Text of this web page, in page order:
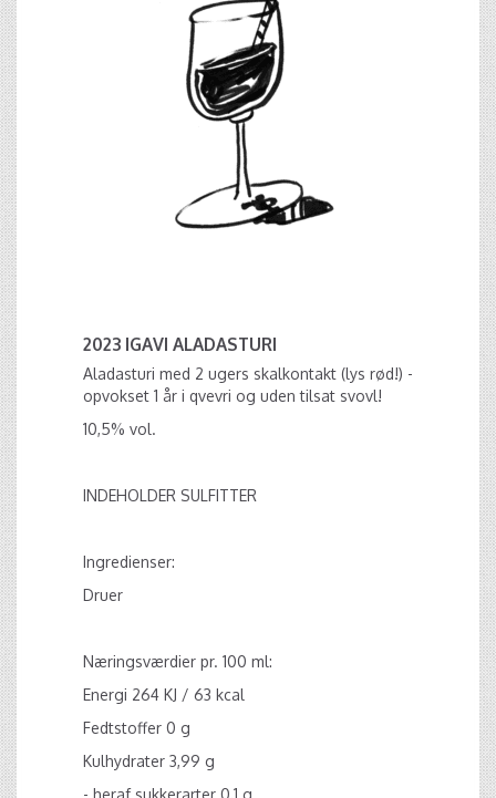
2023 IGAVI ALADASTURI
Aladasturi med 2 ugers skalkontakt (lys rød!) -
opvokset 1 år i qvevri og uden tilsat svovl!
10,5% vol.
INDEHOLDER SULFITTER
Ingredienser:
Druer
Næringsværdier pr. 100 ml:
Energi 264 KJ / 63 kcal
Fedtstoffer 0 g
Kulhydrater 3,99 g
- heraf sukkerarter 0,1 g